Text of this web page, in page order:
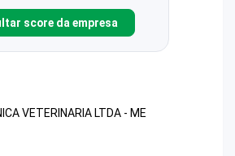
score da empresa
VETERINARIA LTDA - ME